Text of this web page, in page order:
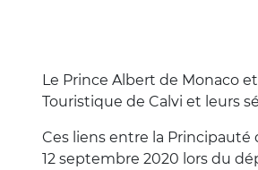
Le Prince Albert de Monaco
Touristique de Calvi et leurs
Ces liens entre la Principauté
12 septembre 2020 lors du